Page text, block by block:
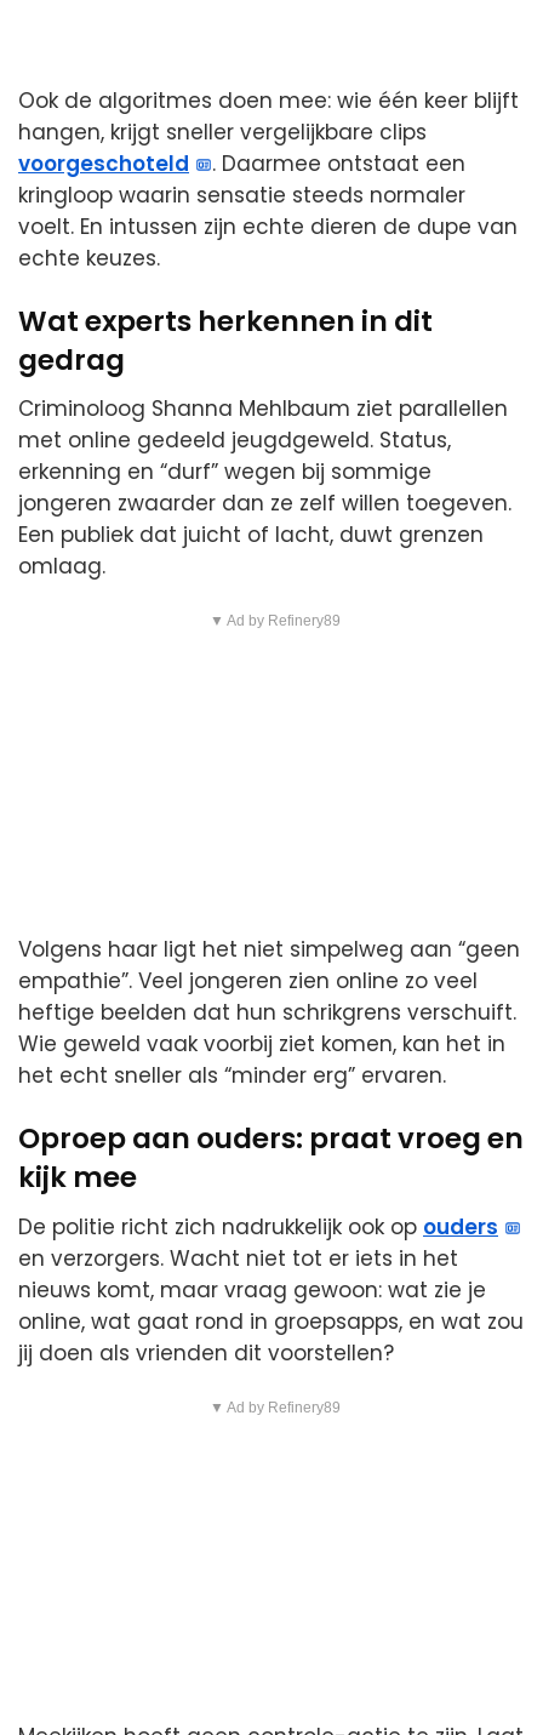
Ook de algoritmes doen mee: wie één keer blijft
hangen, krijgt sneller vergelijkbare clips
voorgeschoteld
. Daarmee ontstaat een
kringloop waarin sensatie steeds normaler
voelt. En intussen zijn echte dieren de dupe van
echte keuzes.
Wat experts herkennen in dit
gedrag
Criminoloog Shanna Mehlbaum ziet parallellen
met online gedeeld jeugdgeweld. Status,
erkenning en “durf” wegen bij sommige
jongeren zwaarder dan ze zelf willen toegeven.
Een publiek dat juicht of lacht, duwt grenzen
omlaag.
▼ Ad by Refinery89
Volgens haar ligt het niet simpelweg aan “geen
empathie”. Veel jongeren zien online zo veel
heftige beelden dat hun schrikgrens verschuift.
Wie geweld vaak voorbij ziet komen, kan het in
het echt sneller als “minder erg” ervaren.
Oproep aan ouders: praat vroeg en
kijk mee
De politie richt zich nadrukkelijk ook op ouders
en verzorgers. Wacht niet tot er iets in het
nieuws komt, maar vraag gewoon: wat zie je
online, wat gaat rond in groepsapps, en wat zou
jij doen als vrienden dit voorstellen?
▼ Ad by Refinery89